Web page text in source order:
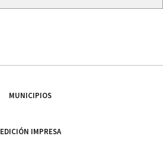
MUNICIPIOS
EDICIÓN IMPRESA